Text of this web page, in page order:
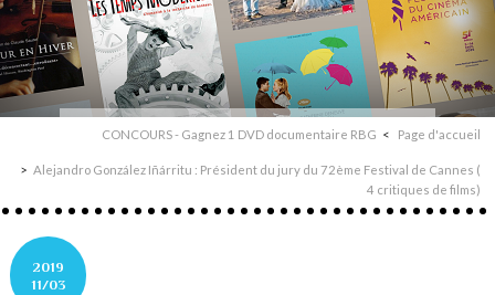
CONCOURS - Gagnez 1 DVD documentaire RBG Page d'accueil
Alejandro González Iñárritu : Président du jury du 72ème Festival de Cannes (
4 critiques de films)
2019
11/03